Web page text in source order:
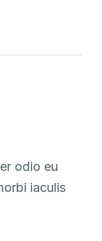
odio eu
iaculis